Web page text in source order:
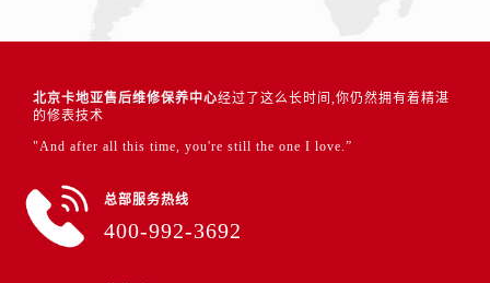
北京卡地亚售后维修保养中心经过了这么长时间,你仍然拥有着精湛
的修表技术
"And after all this time, you're still the one I love.”
总部服务热线
400-992-3692